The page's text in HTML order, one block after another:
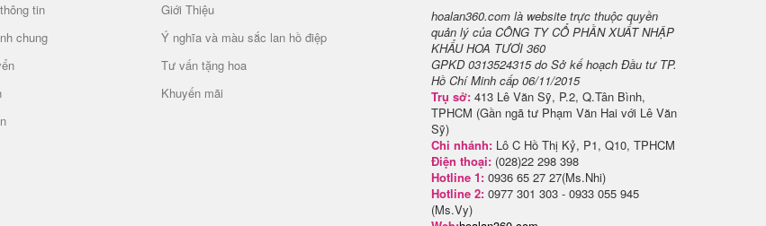
tin
chung
Giới Thiệu
Ý nghĩa và màu sắc lan hồ điệp
Tư vấn tặng hoa
Khuyến mãi
hoalan360.com là website trực thuộc quyền
quản lý của CÔNG TY CỔ PHẦN XUẤT NHẬP
KHẨU HOA TƯƠI 360
GPKD 0313524315 do Sở kế hoạch Đầu tư TP.
Hồ Chí Minh cấp 06/11/2015
Trụ sở: 413 Lê Văn Sỹ, P.2, Q.Tân Bình,
TPHCM (Gần ngã tư Phạm Văn Hai với Lê Văn
Sỹ)
Chi nhánh: Lô C Hồ Thị Kỷ, P1, Q10, TPHCM
Điện thoại: (028)22 298 398
Hotline 1: 0936 65 27 27(Ms.Nhi)
Hotline 2: 0977 301 303 - 0933 055 945
(Ms.Vy)